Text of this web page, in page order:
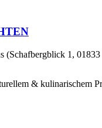
(Schafbergblick 1, 01833
& kulinarischem